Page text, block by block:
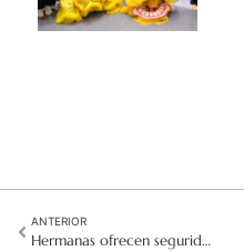
ANTERIOR
Hermanas ofrecen seguridad: Educación para los niños desplazados por la Guerra en Myanmar